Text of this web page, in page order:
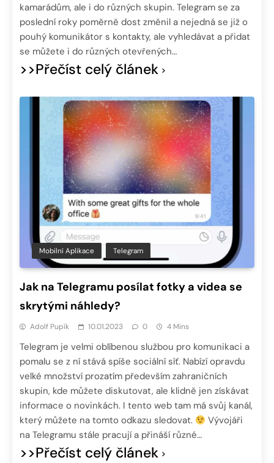
kamarádům, ale i do různých skupin. Telegram se za
poslední roky poměrně dost změnil a nejedná se již o
pouhý komunikátor s kontakty, ale vyhledávat a přidat
se můžete i do různých otevřených…
>>Přečíst celý článek
Mobilní Aplikace Telegram
Jak na Telegramu posílat fotky a videa se
skrytými náhledy?
Adolf Pupík 10.01.2023 0 4 Mins
Telegram je velmi oblíbenou službou pro komunikaci a
pomalu se z ní stává spíše sociální síť. Nabízí opravdu
velké množství prozatím především zahraničních
skupin, kde můžete diskutovat, ale klidně jen získávat
informace o novinkách. I tento web tam má svůj kanál,
který můžete na tomto odkazu sledovat.
Vývojáři
na Telegramu stále pracují a přináší různé…
>>Přečíst celý článek